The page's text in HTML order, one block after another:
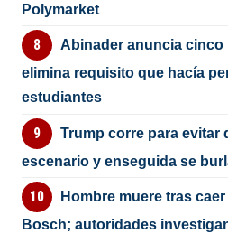
Polymarket
Abinader anuncia cinco
elimina requisito que hacía
estudiantes
Trump corre para evitar
escenario y enseguida se
Hombre muere tras
Bosch; autoridades